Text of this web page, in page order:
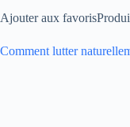
Ajouter aux
Comment lutter